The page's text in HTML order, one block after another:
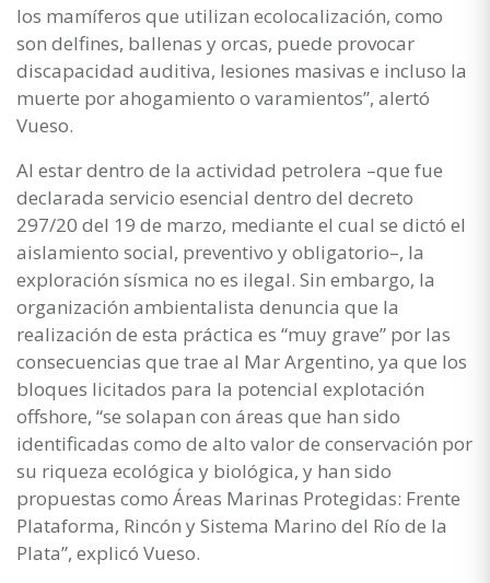
los mamíferos que utilizan ecolocalización, como
son delfines, ballenas y orcas, puede provocar
discapacidad auditiva, lesiones masivas e incluso la
muerte por ahogamiento o varamientos”, alertó
Vueso.
Al estar dentro de la actividad petrolera –que fue
declarada servicio esencial dentro del decreto
297/20 del 19 de marzo, mediante el cual se dictó el
aislamiento social, preventivo y obligatorio–, la
exploración sísmica no es ilegal. Sin embargo, la
organización ambientalista denuncia que la
realización de esta práctica es “muy grave” por las
consecuencias que trae al Mar Argentino, ya que los
bloques licitados para la potencial explotación
offshore, “se solapan con áreas que han sido
identificadas como de alto valor de conservación por
su riqueza ecológica y biológica, y han sido
propuestas como Áreas Marinas Protegidas: Frente
Plataforma, Rincón y Sistema Marino del Río de la
Plata”, explicó Vueso.